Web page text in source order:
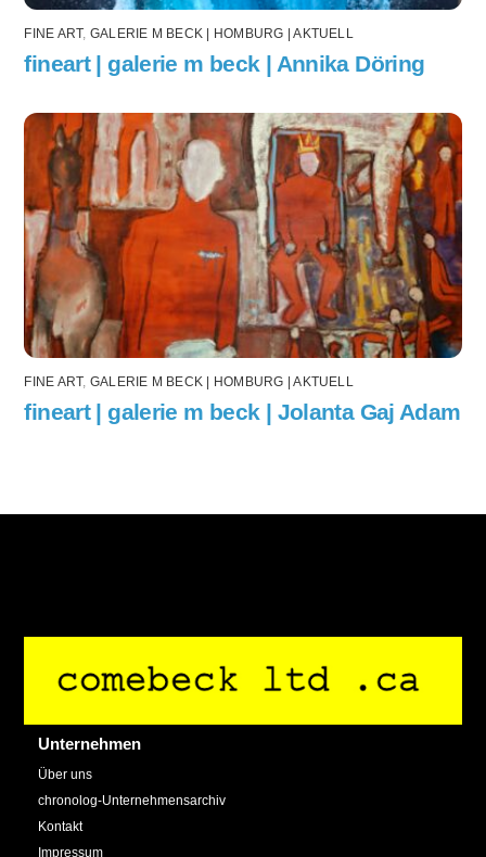
FINE ART, GALERIE M BECK | HOMBURG | AKTUELL
fineart | galerie m beck | Annika Döring
FINE ART, GALERIE M BECK | HOMBURG | AKTUELL
fineart | galerie m beck | Jolanta Gaj Adam
Back
Unternehmen
Über uns
chronolog-Unternehmensarchiv
Kontakt
Impressum